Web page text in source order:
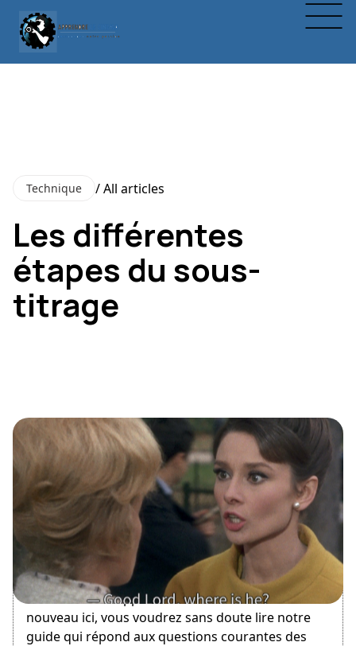
Technique / All articles
Les différentes
étapes du sous-
titrage
April 26, 2015
Bienvenue sur Apprendre le Cinéma ! Si vous êtes
nouveau ici, vous voudrez sans doute lire notre
guide qui répond aux questions courantes des